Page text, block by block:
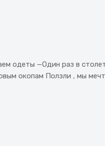
одеты —Один раз в
окопам Ползли , мы